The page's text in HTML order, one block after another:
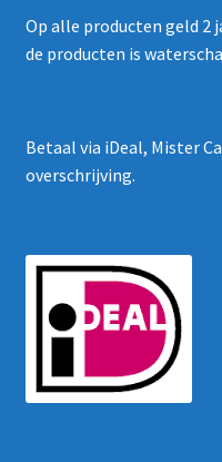
Op alle producten geld 2
de producten is
Betaal via iDeal, Mister
overschrijving.